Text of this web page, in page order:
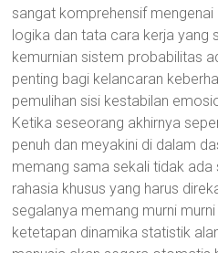
sangat komprehensif
logika dan tata cara kerja yang
kemurnian sistem probabilitas
penting bagi kelancaran
pemulihan sisi kestabilan
Ketika seseorang akhirnya
penuh dan meyakini di dalam
memang sama sekali tidak ada
rahasia khusus yang harus
segalanya memang murni
ketetapan dinamika statistik